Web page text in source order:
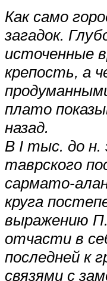
Как само
загадок.
источенные
крепость, а
плато
назад.
В I тыс. до н.
таврского
сармато-
круга
выражению П.
отчасти в
последней к
связями с